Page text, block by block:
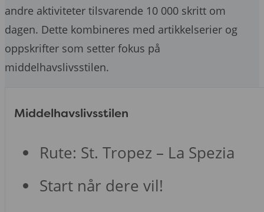
andre aktiviteter tilsvarende 10 000 skritt om
dagen. Dette kombineres med artikkelserier og
oppskrifter som setter fokus på
middelhavslivsstilen.
Middelhavslivsstilen
Rute: St. Tropez – La Spezia
Start når dere vil!